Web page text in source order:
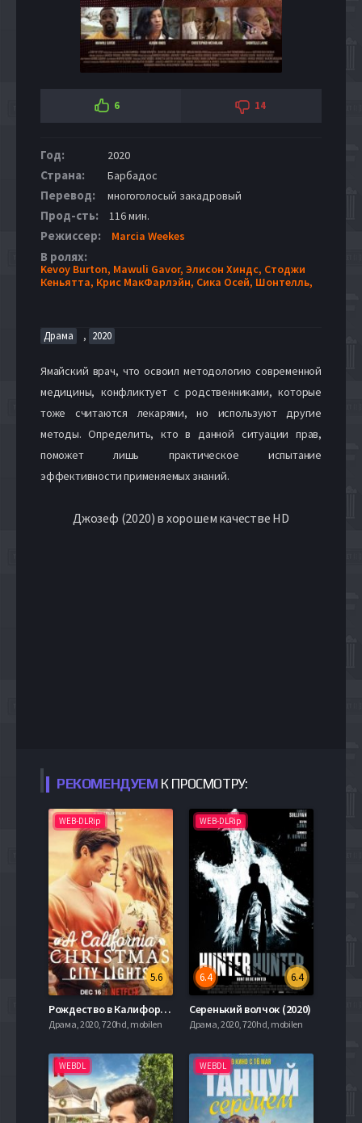
6 14
Год: 2020
Страна: Барбадос
Перевод: многоголосый закадровый
Прод-сть: 116 мин.
Режиссер: Marcia Weekes
В ролях:
Kevoy Burton, Mawuli Gavor, Элисон Хиндс, Стоджи
Кеньятта, Крис МакФарлэйн, Сика Осей, Шонтелль,
Драма , 2020
Ямайский врач, что освоил методологию современной
медицины, конфликтует с родственниками, которые
тоже считаются лекарями, но используют другие
методы. Определить, кто в данной ситуации прав,
поможет лишь практическое испытание
эффективности применяемых знаний.
Джозеф (2020) в хорошем качестве HD
РЕКОМЕНДУЕМ К ПРОСМОТРУ:
WEB-DLRip
5.6
Рождество в Калифорнии: Огни большого города (2021)
Драма, 2020, 720hd, mobilen
WEB-DLRip
6.4
6.4
Серенький волчок (2020)
Драма, 2020, 720hd, mobilen
WEBDL WEBDL